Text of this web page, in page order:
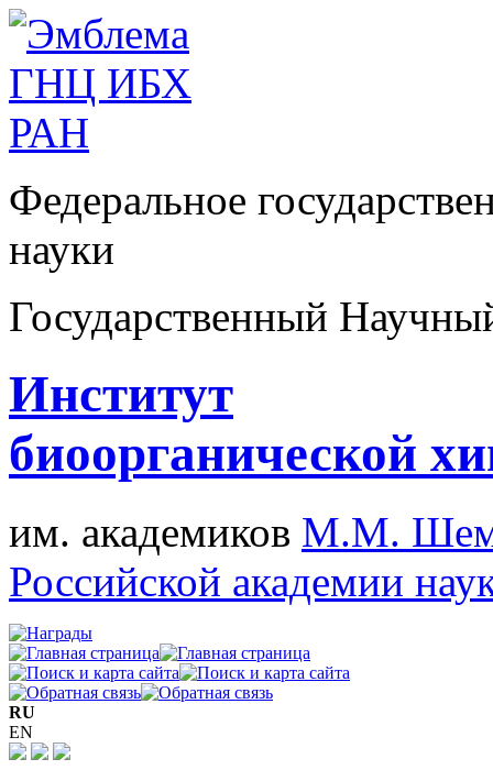
Федеральное
науки
Государственный
Институт
биоорганической
им. академиков М.М.
Российской академии
RU
EN